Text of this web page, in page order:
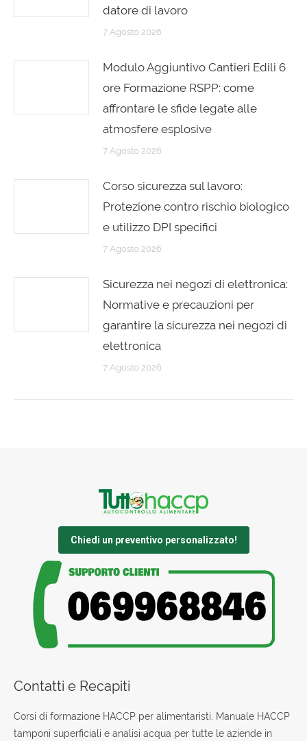
datore di lavoro
7 Agosto 2026
Modulo Aggiuntivo Cantieri Edili 6
ore Formazione RSPP: come
affrontare le sfide legate alle
atmosfere esplosive
7 Agosto 2026
Corso sicurezza sul lavoro:
Protezione contro rischio biologico
e utilizzo DPI specifici
7 Agosto 2026
Sicurezza nei negozi di elettronica:
Normative e precauzioni per
garantire la sicurezza nei negozi di
elettronica
7 Agosto 2026
Chiedi un preventivo personalizzato!
Contatti e Recapiti
Corsi di formazione HACCP per alimentaristi, Manuale HACCP
tamponi superficiali e analisi acqua per tutte le aziende in